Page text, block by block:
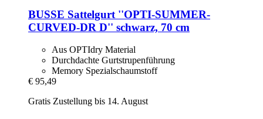
BUSSE Sattelgurt ''OPTI-​SUMMER-​
CURVED-​DR D'' schwarz, 70 cm
Aus OPTIdry Material
Durchdachte Gurtstrupenführung
Memory Spezialschaumstoff
€ 95,49
Gratis Zustellung bis 14. August